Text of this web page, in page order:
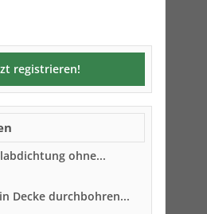
registrieren!
ohne...
Decke durchbohren...